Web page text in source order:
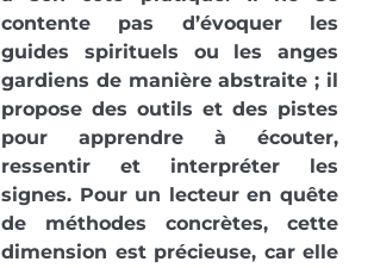
contente pas d’évoquer les
guides spirituels ou les anges
gardiens de manière abstraite ; il
propose des outils et des pistes
pour apprendre à écouter,
ressentir et interpréter les
signes. Pour un lecteur en quête
de méthodes concrètes, cette
dimension est précieuse, car elle